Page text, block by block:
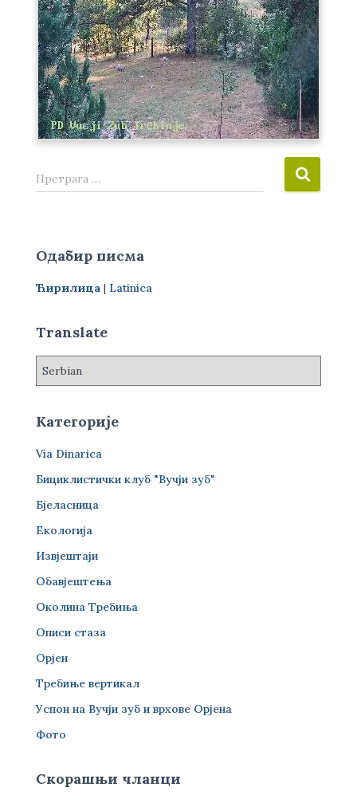
П
р
а
а
а
Претрага …
Одабир писма
Ћирилица | Latinica
Translate
Категорије
Via Dinarica
Бициклистички клуб "Вучји зуб"
Бјеласница
Екологија
Извјештаји
Обавјештења
Околина Требиња
Описи стаза
Орјен
Требиње вертикал
Успон на Вучји зуб и врхове Орјена
Фото
Скорашњи чланци